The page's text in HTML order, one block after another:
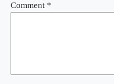
Comment *